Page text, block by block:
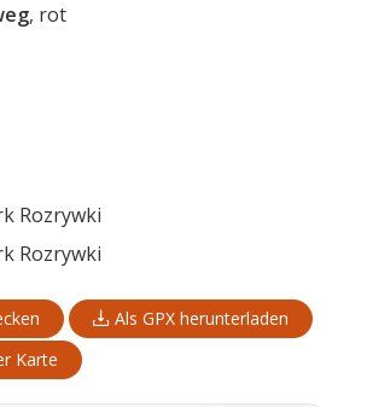
, rot
Rozrywki
Rozrywki
Als GPX herunterladen
Karte